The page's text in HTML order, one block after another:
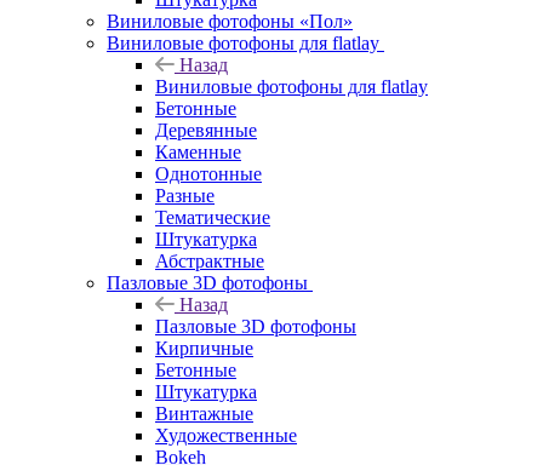
Виниловые фотофоны «Пол»
Виниловые фотофоны для flatlay
Назад
Виниловые фотофоны для flatlay
Бетонные
Деревянные
Каменные
Однотонные
Разные
Тематические
Штукатурка
Абстрактные
Пазловые 3D фотофоны
Назад
Пазловые 3D фотофоны
Кирпичные
Бетонные
Штукатурка
Винтажные
Художественные
Bokeh